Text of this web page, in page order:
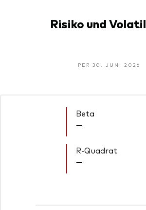
Risiko und
PER 30. JUNI 2026
Beta
—
R-Quadrat
—